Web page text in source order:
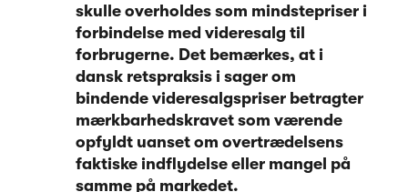
skulle overholdes som mindstepriser i
forbindelse med videresalg til
forbrugerne. Det bemærkes, at i
dansk retspraksis i sager om
bindende videresalgspriser betragter
mærkbarhedskravet som værende
opfyldt uanset om overtrædelsens
faktiske indflydelse eller mangel på
samme på markedet.